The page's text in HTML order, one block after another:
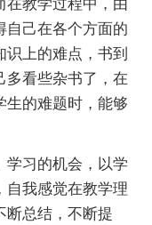
在教学过程中，由
自己在各个方面的
上的难点，书到
多看些杂书了，在
生的难题时，能够
学习的机会，以学
自我感觉在教学理
断总结，不断提